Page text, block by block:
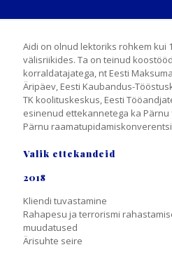
Aidi on olnud lektoriks rohkem kui
välisriikides. Ta on teinud
korraldatajatega, nt Eesti
Äripäev, Eesti Kaubandus-
TK koolituskeskus, Eesti
esinenud ettekannetega ka
Pärnu
Valik ettekandeid
2018
Kliendi tuvastamine
Rahapesu ja terrorismi
muudatused
Ärisuhte seire